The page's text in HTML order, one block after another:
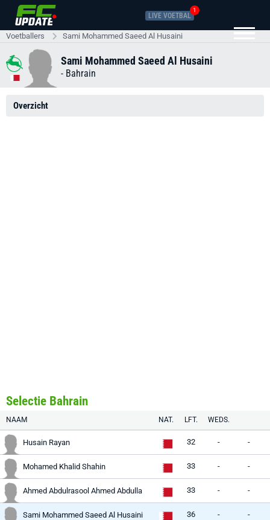
LIVE VOETBAL
1
Voetballers Sami Mohammed Saeed Al Husaini
Sami Mohammed Saeed Al Husaini
- Bahrain
Overzicht
Selectie Bahrain
NAAM NAT. LFT. WEDS.
Husain Rayan 32 - -
Mohamed Khalid Shahin 33 - -
Ahmed Abdulrasool Ahmed Abdulla 33 - -
Sami Mohammed Saeed Al Husaini 36 - -